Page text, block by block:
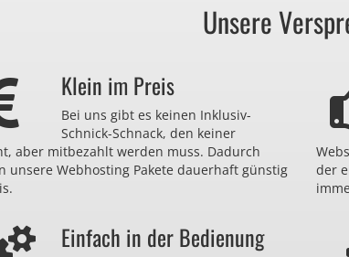
viel
Unsere
Klein im Preis
Bei uns gibt es keinen Inklusiv-
Schnick-Schnack, den keiner
aber mitbezahlt werden muss. Dadurch
unsere Webhosting Pakete dauerhaft günstig
der
Einfach in der Bedienung